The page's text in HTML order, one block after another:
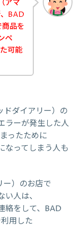
アマ
BAD
品を
ペ
可能
ドダイアリー）の
ラーが発生した人
ったために
なってしまう人も
ー）のお店で
人は、
絡をして、BAD
用した